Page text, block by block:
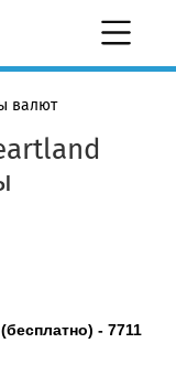
валют
- 7711